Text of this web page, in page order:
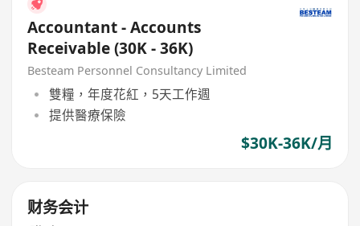
Accountant - Accounts
Receivable (30K - 36K)
Besteam Personnel Consultancy Limited
雙糧，年度花紅，5天工作週
提供醫療保險
$30K-36K/月
财务会计